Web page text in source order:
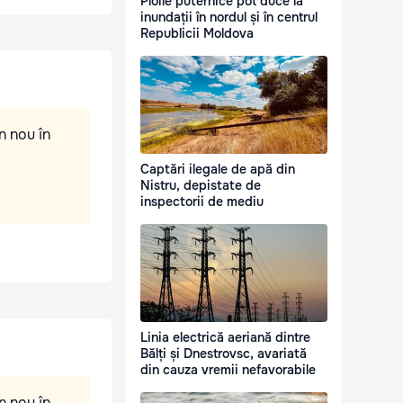
nou în
inundații în nordul și în centrul
Republicii Moldova
Captări ilegale de apă din
Nistru, depistate de
inspectorii de mediu
Linia electrică aeriană dintre
Bălți și Dnestrovsc, avariată
din cauza vremii nefavorabile